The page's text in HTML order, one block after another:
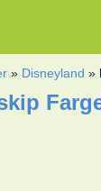
» Disneyland »